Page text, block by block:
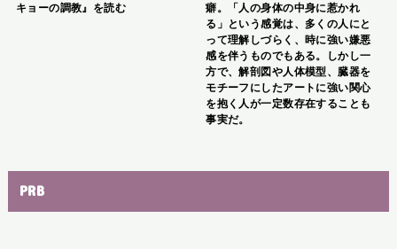
キョーの調教』を読む
癖。「人の身体の中身に惹かれ
る」という感覚は、多くの人にと
って理解しづらく、時に強い嫌悪
感を伴うものでもある。しかし一
方で、解剖図や人体模型、臓器を
モチーフにしたアートに強い関心
を抱く人が一定数存在することも
事実だ。
PRB